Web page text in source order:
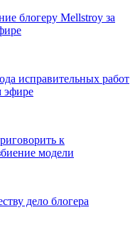
блогеру Mellstroy за
исправительных работ
эфире
к
модели
дело блогера